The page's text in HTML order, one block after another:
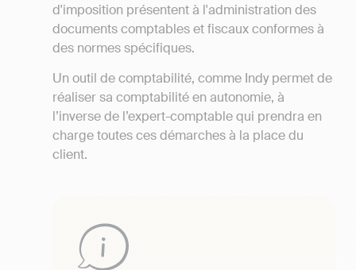
d'imposition présentent à l'administration des
documents comptables et fiscaux conformes à
des normes spécifiques.
Un outil de comptabilité, comme Indy permet de
réaliser sa comptabilité en autonomie, à
l’inverse de l’expert-comptable qui prendra en
charge toutes ces démarches à la place du
client.